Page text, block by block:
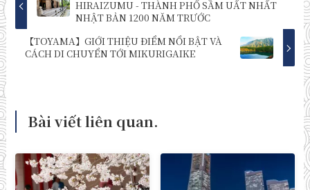
HIRAIZUMU - THÀNH PHỐ SẦM UẤT NHẤT
NHẬT BẢN 1200 NĂM TRƯỚC
【TOYAMA】GIỚI THIỆU ĐIỂM NỔI BẬT VÀ
CÁCH DI CHUYỂN TỚI MIKURIGAIKE
Bài viết liên quan.